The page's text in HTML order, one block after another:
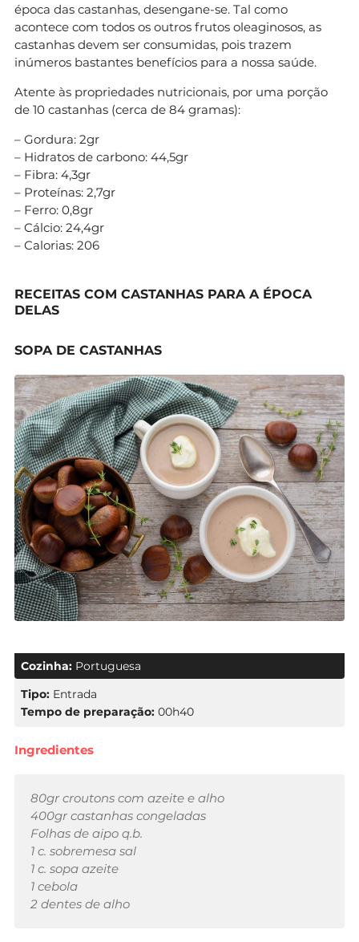
época das castanhas, desengane-se. Tal como
acontece com todos os outros frutos oleaginosos, as
castanhas devem ser consumidas, pois trazem
inúmeros bastantes benefícios para a nossa saúde.
Atente às propriedades nutricionais, por uma porção
de 10 castanhas (cerca de 84 gramas):
– Gordura: 2gr
– Hidratos de carbono: 44,5gr
– Fibra: 4,3gr
– Proteínas: 2,7gr
– Ferro: 0,8gr
– Cálcio: 24,4gr
– Calorias: 206
RECEITAS COM CASTANHAS PARA A ÉPOCA
DELAS
SOPA DE CASTANHAS
Cozinha: Portuguesa
Tipo: Entrada
Tempo de preparação: 00h40
Ingredientes
80gr croutons com azeite e alho
400gr castanhas congeladas
Folhas de aipo q.b.
1 c. sobremesa sal
1 c. sopa azeite
1 cebola
2 dentes de alho